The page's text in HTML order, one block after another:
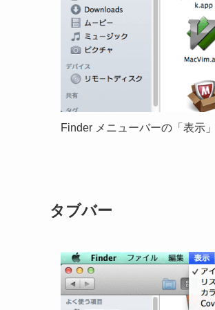
Finder メニューバーの「表示
タブバー